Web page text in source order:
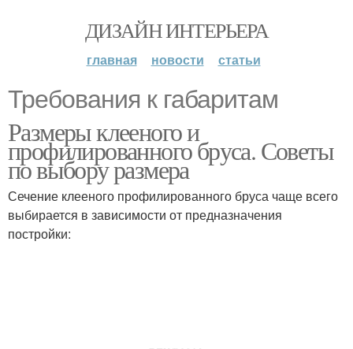
ДИЗАЙН ИНТЕРЬЕРА
главная новости статьи
Требования к габаритам
Размеры клееного и
профилированного бруса. Советы
по выбору размера
Сечение клееного профилированного бруса чаще всего
выбирается в зависимости от предназначения
постройки: